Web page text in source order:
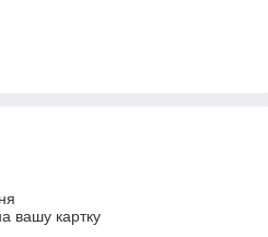
вашу картку